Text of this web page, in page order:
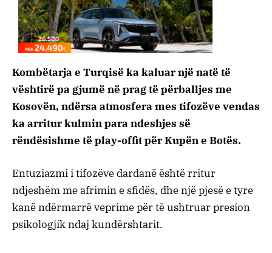
Kombëtarja e Turqisë ka kaluar një natë të
vështirë pa gjumë në prag të përballjes me
Kosovën, ndërsa atmosfera mes tifozëve vendas
ka arritur kulmin para ndeshjes së
rëndësishme të play-offit për Kupën e Botës.
Entuziazmi i tifozëve dardanë është rritur
ndjeshëm me afrimin e sfidës, dhe një pjesë e tyre
kanë ndërmarrë veprime për të ushtruar presion
psikologjik ndaj kundërshtarit.